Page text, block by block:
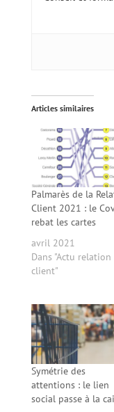
Articles similaires
Palmarès de la
Client 2021 : le
rebat les cartes
avril 2021
Dans "Actu relation
client"
Symétrie des
attentions : le lien
social passe à la